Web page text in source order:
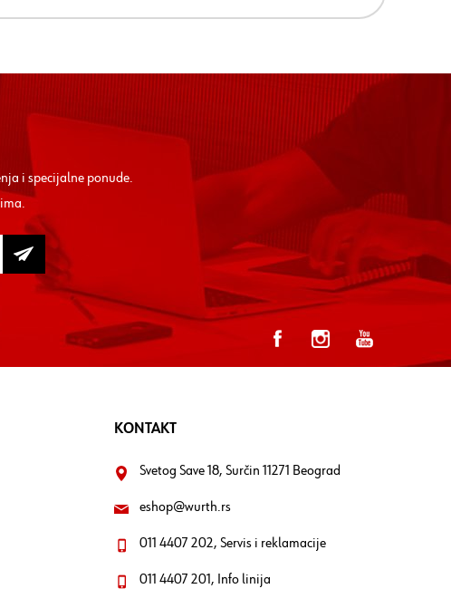
i specijalne ponude.
KONTAKT
Svetog Save 18, Surčin 11271 Beograd
eshop@wurth.rs
011 4407 202, Servis i reklamacije
011 4407 201, Info linija